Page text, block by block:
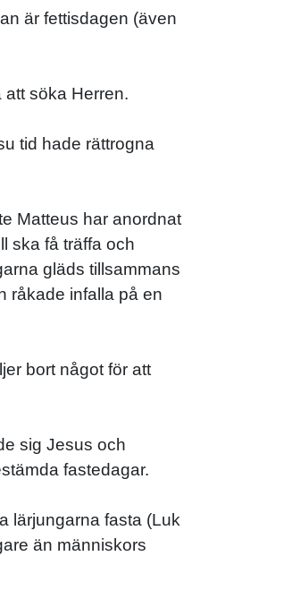
är fettisdagen (även
att söka Herren.
tid hade rättrogna
Matteus har anordnat
ska få träffa och
gläds tillsammans
råkade infalla på en
bort något för att
sig Jesus och
fastedagar.
lärjungarna fasta (Luk
än människors